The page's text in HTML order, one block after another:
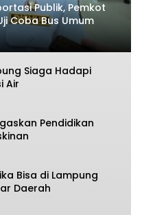
Publik, Pemkot
Coba Bus Umum
Siaga Hadapi
Air
Pendidikan
Bisa di Lampung
Daerah